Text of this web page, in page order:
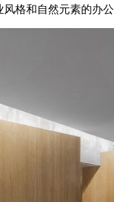
格和自然元素的办